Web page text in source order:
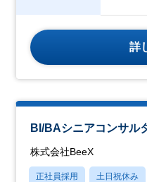
詳
BI/BAシニアコンサル
株式会社BeeX
正社員採用 土日祝休み